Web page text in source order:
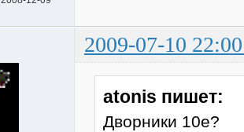
2009-07-10
atonis пишет:
Дворники 10е?